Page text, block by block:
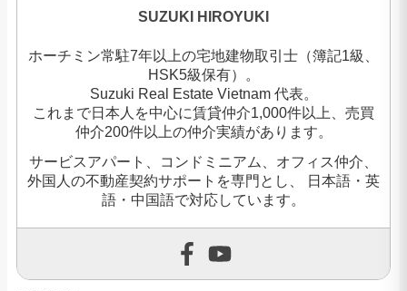
SUZUKI HIROYUKI
ホーチミン常駐7年以上の宅地建物取引士（簿記1級、
HSK5級保有）。
Suzuki Real Estate Vietnam 代表。
これまで日本人を中心に賃貸仲介1,000件以上、売買
仲介200件以上の仲介実績があります。
サービスアパート、コンドミニアム、オフィス仲介、
外国人の不動産契約サポートを専門とし、 日本語・英
語・中国語で対応しています。